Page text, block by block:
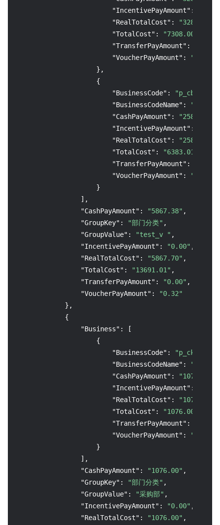
"IncentivePayAmount" :
"RealTotalCost" : "3284.27"
"TotalCost" : "7308.00"
"TransferPayAmount" :
"VoucherPayAmount" :
"0.00"
} ,
{
"BusinessCode" : "p_cbs"
"BusinessCodeName" :
"云硬盘
"CashPayAmount" : "2583.11"
"IncentivePayAmount" :
"RealTotalCost" : "2583.43"
"TotalCost" : "6383.01"
"TransferPayAmount" :
"VoucherPayAmount" :
"0.32"
}
] ,
"CashPayAmount" : "5867.38" ,
"GroupKey" : "部门分类" ,
"GroupValue" : "test_v " ,
"IncentivePayAmount" : "0.00" ,
"RealTotalCost" : "5867.70" ,
"TotalCost" : "13691.01" ,
"TransferPayAmount" : "0.00" ,
"VoucherPayAmount" :
"0.32"
} ,
{
"Business" :
[
{
"BusinessCode" : "p_ckafka"
"BusinessCodeName" :
"消息服
"CashPayAmount" : "1076.00"
"IncentivePayAmount" :
"RealTotalCost" : "1076.00"
"TotalCost" : "1076.00"
"TransferPayAmount" :
"VoucherPayAmount" :
"0.00"
}
] ,
"CashPayAmount" : "1076.00" ,
"GroupKey" : "部门分类" ,
"GroupValue" : "采购部" ,
"IncentivePayAmount" : "0.00" ,
"RealTotalCost" : "1076.00" ,